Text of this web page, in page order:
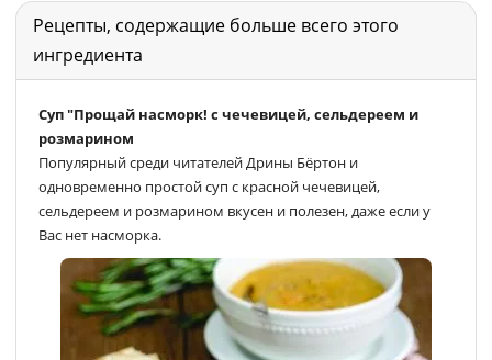
Рецепты, содержащие больше всего этого
ингредиента
Суп "Прощай насморк! с чечевицей, сельдереем и
розмарином
Популярный среди читателей Дрины Бёртон и
одновременно простой суп с красной чечевицей,
сельдереем и розмарином вкусен и полезен, даже если у
Вас нет насморка.